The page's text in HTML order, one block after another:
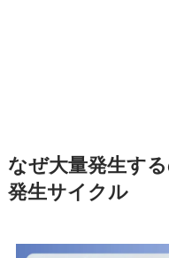
なぜ大量発生す
発生サイクル